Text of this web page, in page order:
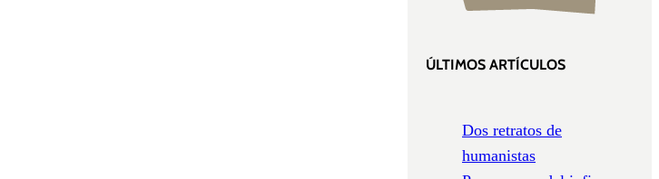
ÚLTIMOS ARTÍCULOS
Dos retratos de
humanistas